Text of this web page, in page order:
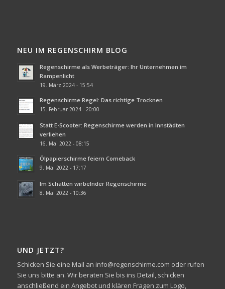
NEU IM REGENSCHIRM BLOG
Regenschirme als Werbeträger: Ihr Unternehmen im
Rampenlicht
19. März 2024 - 15:54
Regenschirme Regel: Das richtige Trocknen
15. Februar 2024 - 20:00
Statt E-Scooter: Regenschirme werden in Innstädten
verliehen
16. Mai 2022 - 08:15
Ölpapierschirme feiern Comeback
9. Mai 2022 - 17:17
Im Schatten wirbelnder Regenschirme
8. Mai 2022 - 10:36
UND JETZT?
Schicken Sie eine Mail an info@regenschirme.com oder rufen
Sie uns bitte an. Wir beraten Sie bis ins Detail, schicken
anschließend ein Angebot und klären Fragen zum Logo,